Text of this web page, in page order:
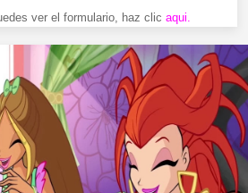
ver el formulario, haz clicaqui.